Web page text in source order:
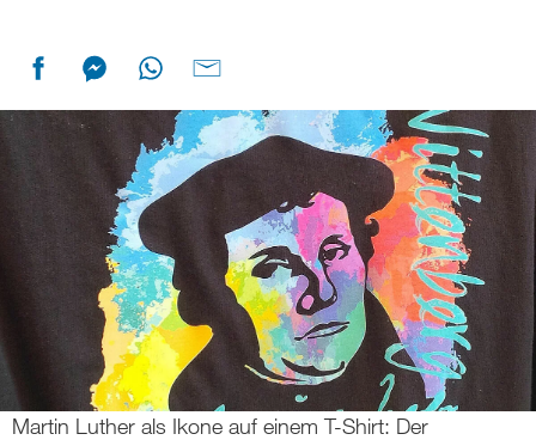
Martin Luther als Ikone auf einem T-Shirt: Der